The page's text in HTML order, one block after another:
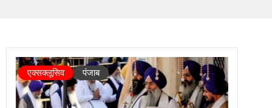
एक्सक्लूसिव पंजाब